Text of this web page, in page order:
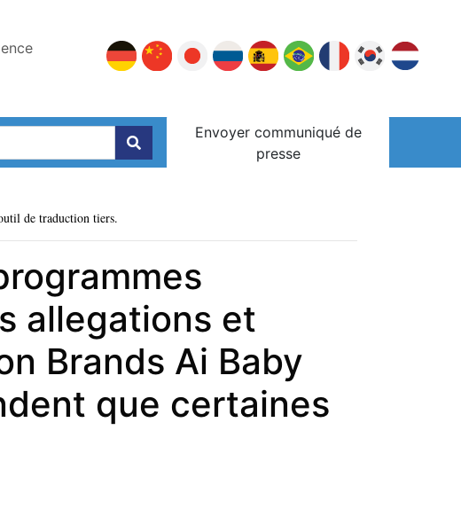
Envoyer communiqué de
presse
de traduction tiers.
allegations et
Brands Ai Baby
que certaines